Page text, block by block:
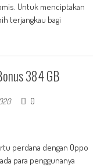
Untuk menciptakan
terjangkau bagi
384 GB
0
perdana dengan Oppo
para penggunanya